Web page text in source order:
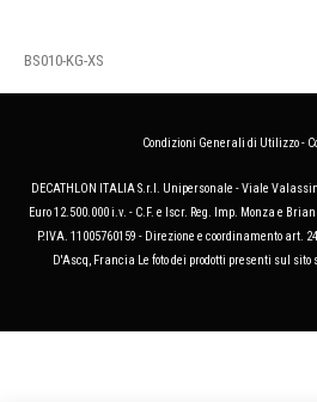
BS010-KG-XS
Condizioni Generali di Utilizzo-
DECATHLON ITALIA S.r.l. Unipersonale - Viale
Euro 12.500.000 i.v. - C.F. e Iscr. Reg. Imp. Monza e
P.IVA. 11005760159 - Direzione e coordinamento art.
D'Ascq, Francia Le foto dei prodotti presenti sul